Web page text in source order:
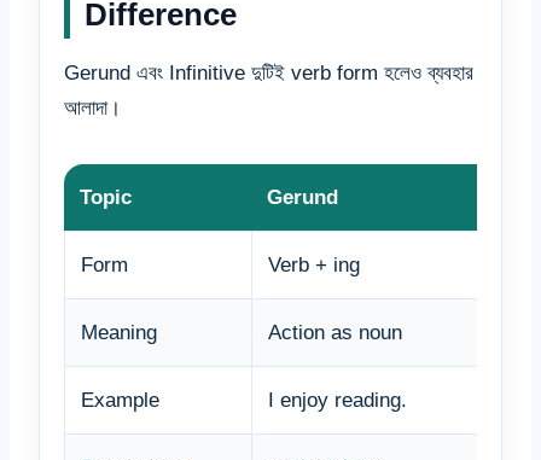
Difference
Gerund এবং Infinitive দুটিই verb form হলেও ব্যবহার
আলাদা।
Topic Gerund
Form Verb + ing
Meaning Action as noun
Example I enjoy reading.